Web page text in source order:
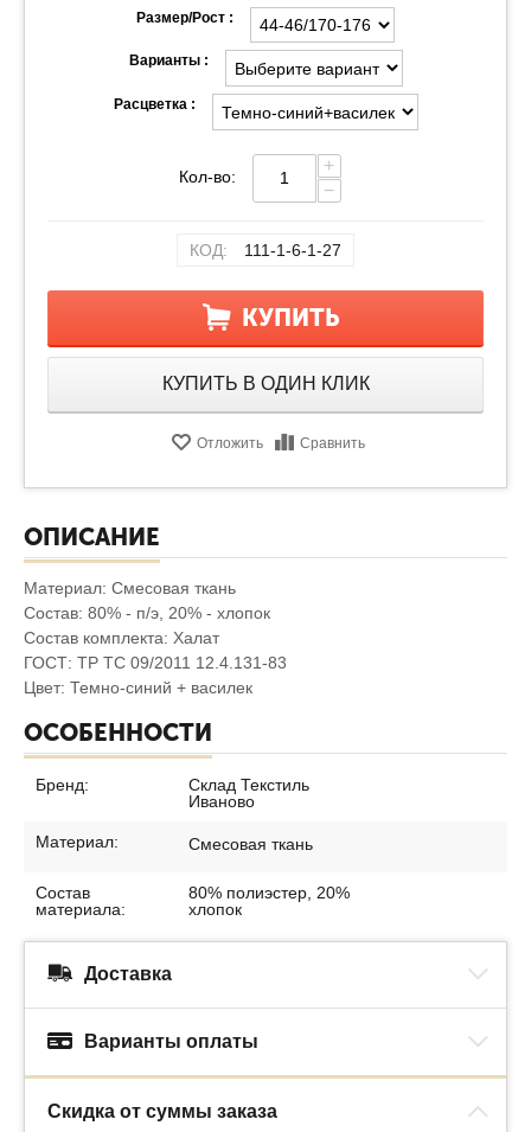
Размер/Рост :
Варианты :
Расцветка :
Кол-во:
+
−
КОД: 111-1-6-1-27
КУПИТЬ
КУПИТЬ В ОДИН КЛИК
Отложить Сравнить
ОПИСАНИЕ
Материал: Смесовая ткань
Состав: 80% - п/э, 20% - хлопок
Состав комплекта: Халат
ГОСТ: ТР ТС 09/2011 12.4.131-83
Цвет: Темно-синий + василек
ОСОБЕННОСТИ
Бренд:
Склад Текстиль
Иваново
Материал: Смесовая ткань
Состав
материала:
80% полиэстер, 20%
хлопок
Доставка
Варианты оплаты
Скидка от суммы заказа